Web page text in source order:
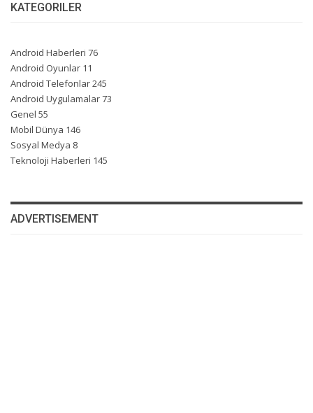
KATEGORILER
Android Haberleri 76
Android Oyunlar 11
Android Telefonlar245
Android Uygulamalar73
Genel 55
Mobil Dünya 146
Sosyal Medya 8
Teknoloji Haberleri 145
ADVERTISEMENT